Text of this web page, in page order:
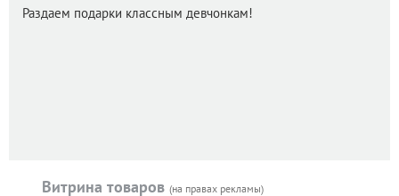
Раздаем подарки классным девчонкам!
Витрина товаров (на правах рекламы)